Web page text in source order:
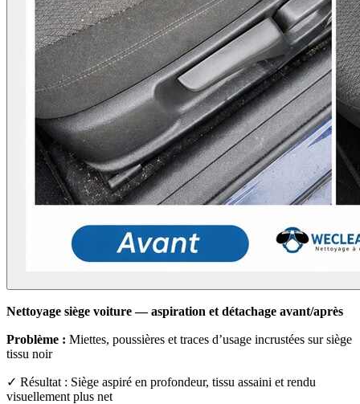
Nettoyage siège voiture — aspiration et détachage avant/après
Problème : Miettes, poussières et traces d’usage incrustées sur siège
tissu noir
✓ Résultat : Siège aspiré en profondeur, tissu assaini et rendu
visuellement plus net